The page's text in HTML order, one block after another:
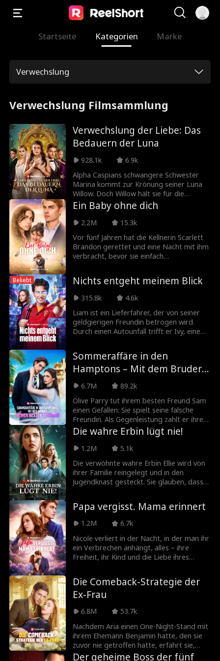
Startseite Kategorien Marke
Verwechslung
Verwechslung Filmsammlung
Verwechslung der Liebe: Das
Bedauern der Luna
928.1k
6.9k
Alpha Caspians schwangere Schwester
Marina kommt zur Krönung seiner Luna
Willow. Doch Willow hält sie für die
heimliche Geliebte ihres Alphas und quält
sie in blinder Eifersucht so sehr, dass
Marina ihr ungeborenes Kind verliert. Nun
Vergeltung.
Ein Baby ohne dich
2.2M
15.3k
Vor fünf Jahren hat die Kellnerin Scarlett
Brandon gerettet und eine Nacht mit ihm
verbracht, bevor sie einfach
total schlank und kaum
wiederzuerkennen, und er ist der
zurückgezogen lebende CEO, der ohne es
zu wissen der Vater ihrer Tochter ist.
Beliebt Nichts entgeht meinem Blick
315.8k
4.6k
Liam ist ein Lieferfahrer, der von seiner
geldgierigen Freundin betrogen wird.
Durch einen Autounfall trifft er Ivy, eine
erlangt den „Gottesblick“. Plötzlich sieht
er, wie viel Zeit Menschen im Leben noch
bleibt und welchen wahren Wert die
Sommeraffäre in den
Hamptons – Mit dem Bruder
meiner besten Freundin
6.7M
89.2k
Olive Parry tut ihrem besten Freund Sam
einen Gefallen: Sie spielt seine falsche
Freundin. Als Gegenleistung zahlt er ihre
Rechnungen – damit sie ihren kleinen
Bruder aus der Pflegefamilie holen kann.
Nur eine Regel: Verlieb dich nicht in seinen
merkt, dass der Mann aus ihrer heißen
Nacht und Sams verbotener Bruder
dieselbe Person sind.
Die wahre Erbin lügt nie!
1.2M
5.1k
Die verwöhnte wahre Erbin Ellie wird von
ihrer Familie reingelegt und in den
Jugendknast gesteckt. Sie glauben, dass
wissen, dass Ellie unter den Anweisungen
der falschen Tochter brutal misshandelt
wird. Drei Jahre später wird sie entlassen,
innerlich gebrochen, aber immer noch als
verwöhnt angesehen. Erst als ihr Vater sie
schlägt und ihre Prothese abfällt,
erkennen sie die Wahrheit...
Papa vergisst. Mama erinnert
1.2M
6.7k
Nicole verliert in der Nacht, in der man ihr
ein Verbrechen anhängt, alles – ihre
Freiheit, ihr Kind und die Liebe ihres
zurück, als Nanny in jenes Haus, das ihr
Leben zerstört hat. Ethan, ihr ehemaliger
Verlobter, wird noch immer von der Frau
Gefühle für die neue Nanny zu entwickeln,
ohne zu wissen, dass es Nicole ist.
Geheimnisse brodeln unter der
Oberfläche, Erinnerungen erwachen, und
Lila, die Tochter, die ihnen gestohlen
Die Comeback-Strategie der
Ex-Frau
6.8M
53.7k
Nachdem Aria einen One-Night-Stand mit
ihrem Ehemann Benjamin hatte, den sie
zuvor nie getroffen hatte, erfährt sie,
dass er die Scheidung von ihr will. Ihr Plan,
Der geheime Boss der fünf